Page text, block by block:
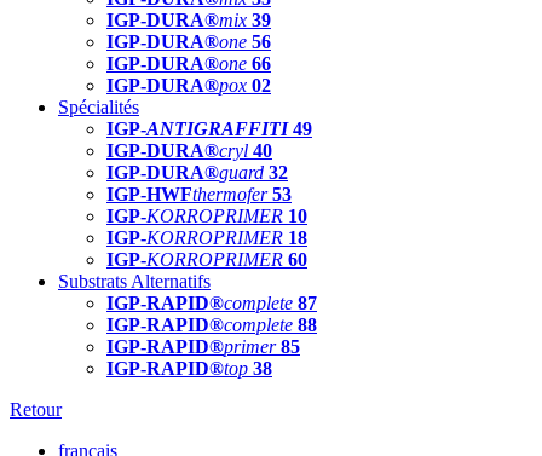
IGP-DURA®mix 39
IGP-DURA®one 56
IGP-DURA®one 66
IGP-DURA®pox 02
Spécialités
IGP-ANTIGRAFFITI49
IGP-DURA®cryl 40
IGP-DURA®guard 32
IGP-HWFthermofer 53
IGP-KORROPRIMER 10
IGP-KORROPRIMER 18
IGP-KORROPRIMER 60
Substrats Alternatifs
IGP-RAPID®complete 87
IGP-RAPID®complete 88
IGP-RAPID®primer 85
IGP-RAPID®top 38
Retour
français